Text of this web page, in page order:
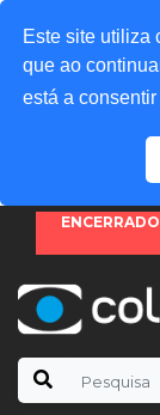
Este site utiliza
que ao
está a